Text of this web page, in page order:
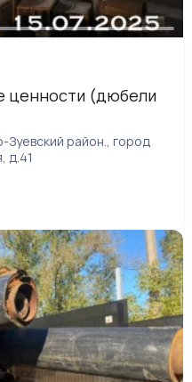
ценности (дюбели
район., город
д.41